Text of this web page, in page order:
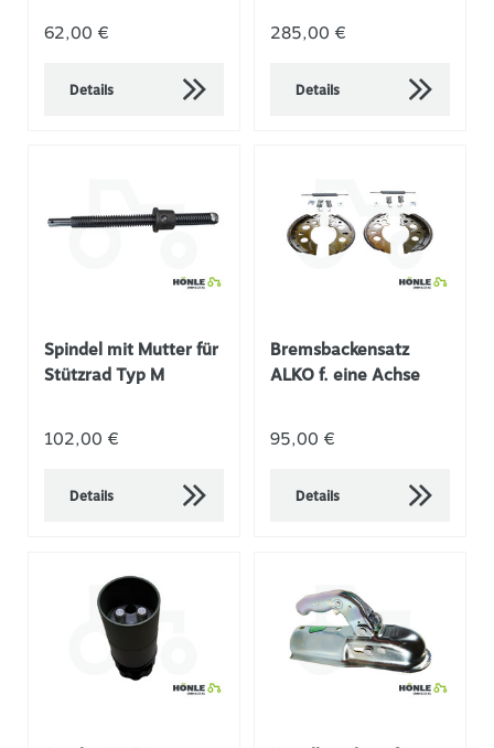
62,00 €
Details
285,00 €
Details
Spindel mit Mutter für
Stützrad Typ M
102,00 €
Details
Bremsbackensatz
ALKO f. eine Achse
95,00 €
Details